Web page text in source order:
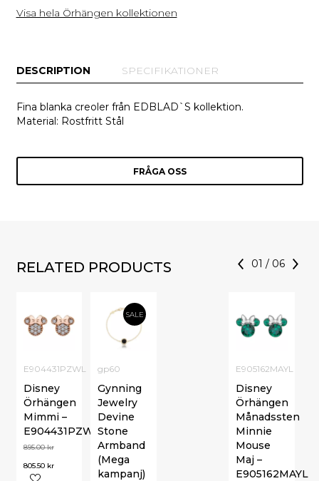
Visa hela Örhängen kollektionen
DESCRIPTION SPECIFIKATIONER
Fina blanka creoler från EDBLAD`S kollektion.
Material: Rostfritt Stål
FRÅGA OSS
RELATED PRODUCTS 01 / 06
E904431PZWL
Disney
Örhängen
Mimmi –
E904431PZWL
895.00kr
805.50 kr
E905162MAYL
Disney
Örhängen
Månadssten
Minnie
Mouse
Maj –
E905162MAYL
SALE
gp60
Gynning
Jewelry
Devine
Stone
Armband
(Mega
kampanj)